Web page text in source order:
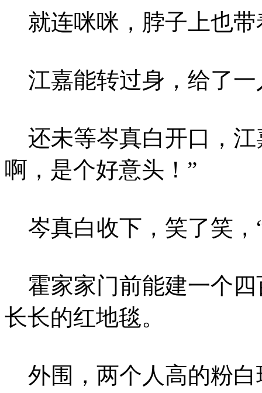
就连咪咪，脖子上也带
江嘉能转过身，给了一
还未等岑真白开口，江
啊，是个好意头！”
岑真白收下，笑了笑，
霍家家门前能建一个四
长长的红地毯。
外围，两个人高的粉白